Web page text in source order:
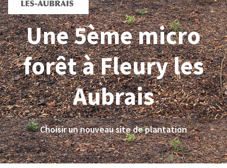
Une 5ème micro
forêt à Fleury les
Aubrais
Choisir un nouveau site de plantation